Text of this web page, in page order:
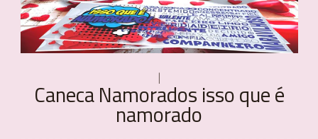
Caneca Namorados isso que é
namorado